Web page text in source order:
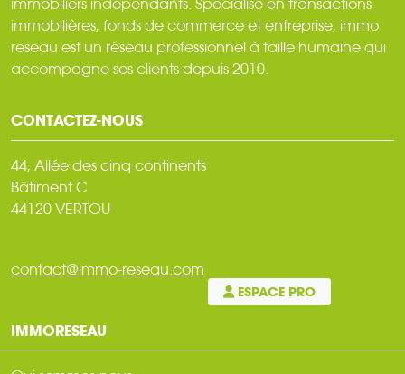
immobiliers indépendants. Spécialisé en transactions
immobilières, fonds de commerce et entreprise, immo
reseau est un réseau professionnel à taille humaine qui
accompagne ses clients depuis 2010.
CONTACTEZ-NOUS
44, Allée des cinq continents
Bâtiment C
44120 VERTOU
contact@immo-reseau.com
ESPACE PRO
IMMORESEAU